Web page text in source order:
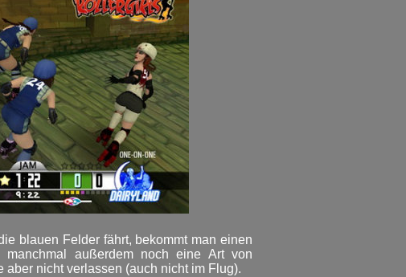
blauen Felder fährt, bekommt man einen
außerdem noch eine Art von
nicht verlassen (auch nicht im Flug).